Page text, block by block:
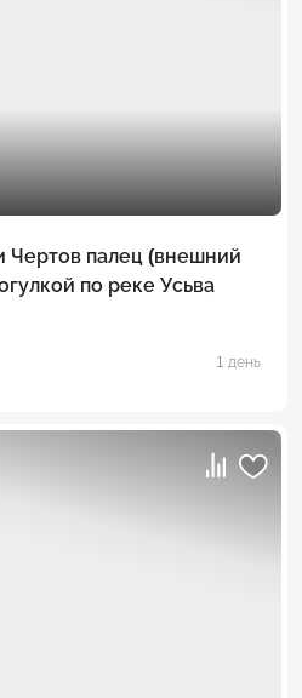
Чертов палец (внешний
по реке Усьва
1 день